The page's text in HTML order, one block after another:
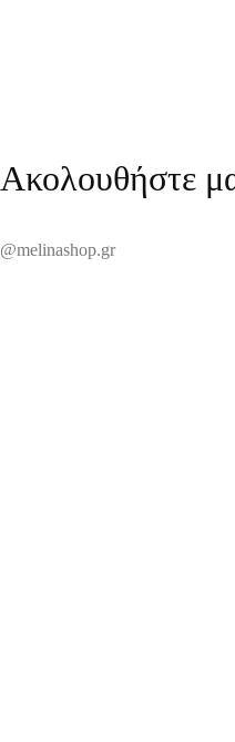
Ακολουθήστε
@melinashop.gr